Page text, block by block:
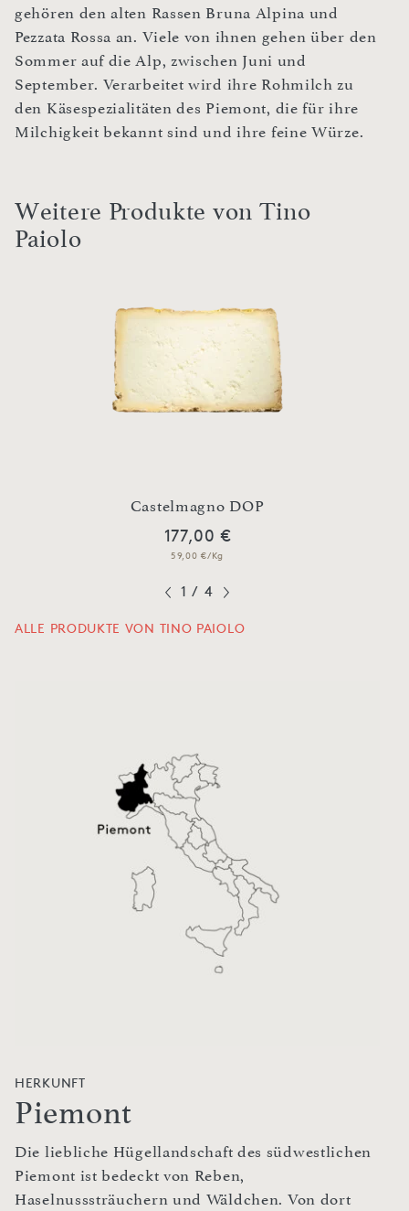
gehören den alten Rassen Bruna Alpina und
Pezzata Rossa an. Viele von ihnen gehen über den
Sommer auf die Alp, zwischen Juni und
September. Verarbeitet wird ihre Rohmilch zu
den Käsespezialitäten des Piemont, die für ihre
Milchigkeit bekannt sind und ihre feine Würze.
Weitere Produkte von Tino
Paiolo
Castelmagno DOP
177,00 €
59,00 €/Kg
1 / 4
ALLE PRODUKTE VON TINO PAIOLO
HERKUNFT
Piemont
Die liebliche Hügellandschaft des südwestlichen
Piemont ist bedeckt von Reben,
Haselnusssträuchern und Wäldchen. Von dort